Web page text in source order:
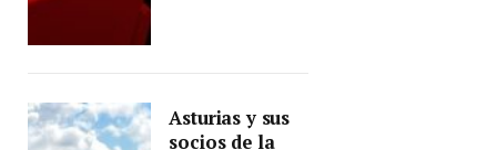
Asturias y sus
socios de la